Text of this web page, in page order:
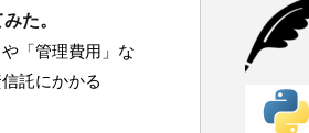
た。
「管理費用」な
託にかかる